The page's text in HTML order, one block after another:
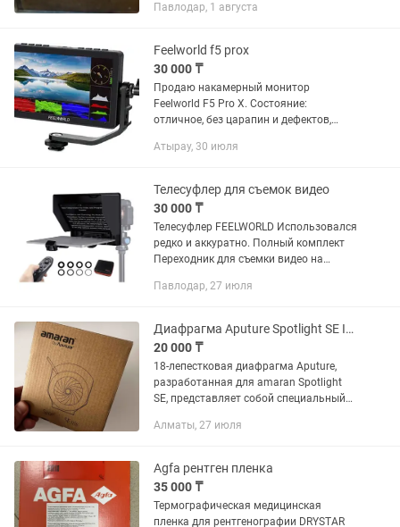
Павлодар, 1 августа
Feelworld f5 prox
30 000 ₸
Продаю накамерный монитор
Feelworld F5 Pro X. Состояние:
отличное, без царапин и дефектов,
четкий экран — удобно работать даже
съемки...
Атырау, 30 июля
Телесуфлер для съемок видео
30 000 ₸
Телесуфлер FEELWORLD Использовался
редко и аккуратно. Полный комплект
Переходник для съемки видео на
Павлодар, 27 июля
Диафрагма Aputure Spotlight SE IRIS
20 000 ₸
18-лепестковая диафрагма Aputure,
разработанная для amaran Spotlight
SE, представляет собой специальный
регулировать круг освещения Spotlight
Алматы, 27 июля
Agfa рентген пленка
35 000 ₸
Термографическая медицинская
пленка для рентгенографии DRYSTAR